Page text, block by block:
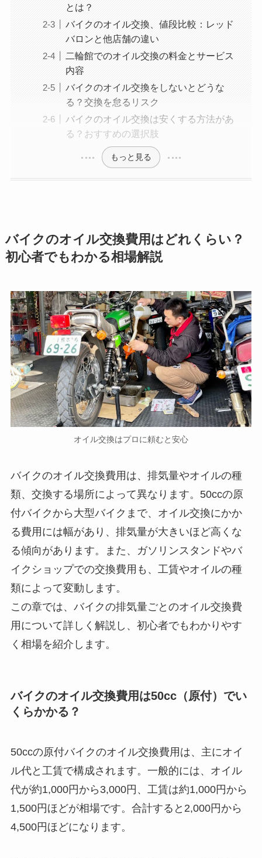
とは？
バイクのオイル交換、値段比較：レッド
バロンと他店舗の違い
二輪館でのオイル交換の料金とサービス
内容
バイクのオイル交換をしないとどうな
る？交換を怠るリスク
バイクのオイル交換は安くする方法があ
る？おすすめの選択肢
もっと見る
バイクのオイル交換費用はどれくらい？
初心者でもわかる相場解説
オイル交換はプロに頼むと安心
バイクのオイル交換費用は、排気量やオイルの種
類、交換する場所によって異なります。50ccの原
付バイクから大型バイクまで、オイル交換にかか
る費用には幅があり、排気量が大きいほど高くな
る傾向があります。また、ガソリンスタンドやバ
イクショップでの交換費用も、工賃やオイルの種
類によって変動します。
この章では、バイクの排気量ごとのオイル交換費
用について詳しく解説し、初心者でもわかりやす
く相場を紹介します。
バイクのオイル交換費用は50cc（原付）でい
くらかかる？
50ccの原付バイクのオイル交換費用は、主にオイ
ル代と工賃で構成されます。一般的には、オイル
代が約1,000円から3,000円、工賃は約1,000円から
1,500円ほどが相場です。合計すると2,000円から
4,500円ほどになります。